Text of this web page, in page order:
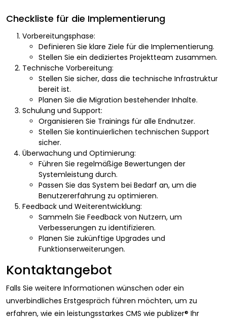
Checkliste für die Implementierung
Vorbereitungsphase:
Definieren Sie klare Ziele für die Implementierung.
Stellen Sie ein dediziertes Projektteam zusammen.
Technische Vorbereitung:
Stellen Sie sicher, dass die technische Infrastruktur
bereit ist.
Planen Sie die Migration bestehender Inhalte.
Schulung und Support:
Organisieren Sie Trainings für alle Endnutzer.
Stellen Sie kontinuierlichen technischen Support
sicher.
Überwachung und Optimierung:
Führen Sie regelmäßige Bewertungen der
Systemleistung durch.
Passen Sie das System bei Bedarf an, um die
Benutzererfahrung zu optimieren.
Feedback und Weiterentwicklung:
Sammeln Sie Feedback von Nutzern, um
Verbesserungen zu identifizieren.
Planen Sie zukünftige Upgrades und
Funktionserweiterungen.
Kontaktangebot
Falls Sie weitere Informationen wünschen oder ein
unverbindliches Erstgespräch führen möchten, um zu
erfahren, wie ein leistungsstarkes CMS wie publizer® Ihr